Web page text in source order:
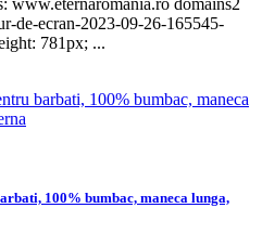
www.eternaromania.ro domains2
de-ecran-2023-09-26-165545-
781px; ...
100% bumbac, maneca lunga,